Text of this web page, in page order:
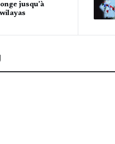
jusqu’à